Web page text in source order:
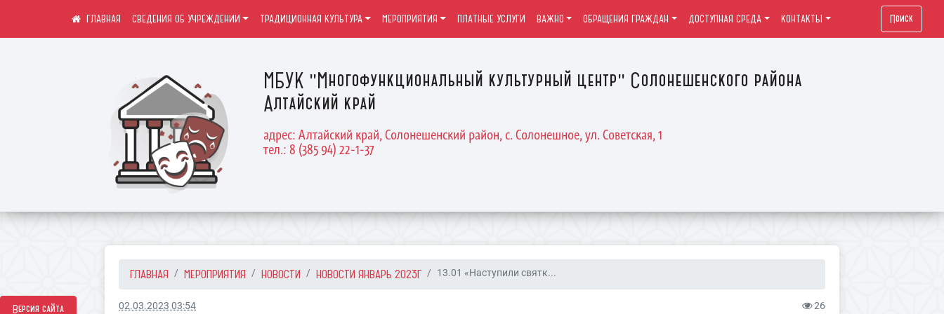
Версия сайта
МБУК "Многофункциональный культурный центр" Солонешенского района
Алтайский край
адрес: Алтайский край, Солонешенский район, с. Солонешное, ул. Советская, 1
тел.: 8 (385 94) 22-1-37
СВЕДЕНИЯ ОБ УЧРЕЖДЕНИИ ТРАДИЦИОННАЯ КУЛЬТУРА МЕРОПРИЯТИЯ ПЛАТНЫЕ УСЛУГИ ВАЖНО ОБРАЩЕНИЯ ГРАЖДАН ДОСТУПНАЯ СРЕДА КОНТАКТЫ Поиск
ГЛАВНАЯ МЕРОПРИЯТИЯ НОВОСТИ НОВОСТИ ЯНВАРЬ 2023Г 13.01 «Наступили святк...
02.03.2023 03:54 26